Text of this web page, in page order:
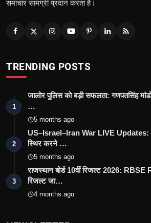
समाचार सामग्री प्रदान करता है।
TRENDING POSTS
1
जालोर पुलिस को बड़ी सफलता: गणपतसिंह
…
5 months ago
2
US–Israel–Iran War LIVE Updates:
स्थिर करने …
5 months ago
3
राजस्थान बोर्ड 10वीं रिजल्ट 2026:
रिजल्ट जा…
4 months ago